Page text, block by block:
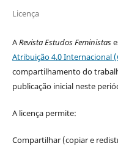
Licença
ARevista Estudos Feministas
Atribuição 4.0 Internacional
compartilhamento do
publicação inicial neste
A licença permite:
Compartilhar (copiar e